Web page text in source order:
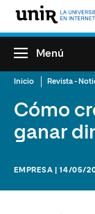
Menú
Inicio Revista -
Cómo
ganar
EMPRESA | 14/05/